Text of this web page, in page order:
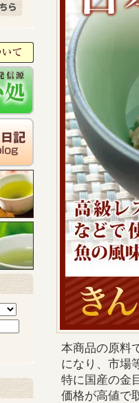
本商品の原料
になり、市場
特に国産の金
価格が高値で